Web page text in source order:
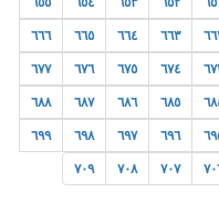
٦٦٣ ٦٦٤ ٦٦٥ ٦٦٦
٦٧٤ ٦٧٥ ٦٧٦ ٦٧٧
٦٨٥ ٦٨٦ ٦٨٧ ٦٨٨
٦٩٦ ٦٩٧ ٦٩٨ ٦٩٩
٧٠٧ ٧٠٨ ٧٠٩